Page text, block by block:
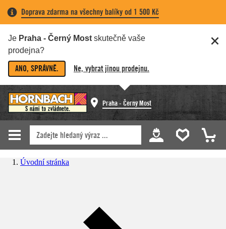
Doprava zdarma na všechny balíky od 1 500 Kč
Je Praha - Černý Most skutečně vaše
prodejna?
ANO, SPRÁVNĚ. Ne, vybrat jinou prodejnu.
Praha - Černý Most
Úvodní stránka